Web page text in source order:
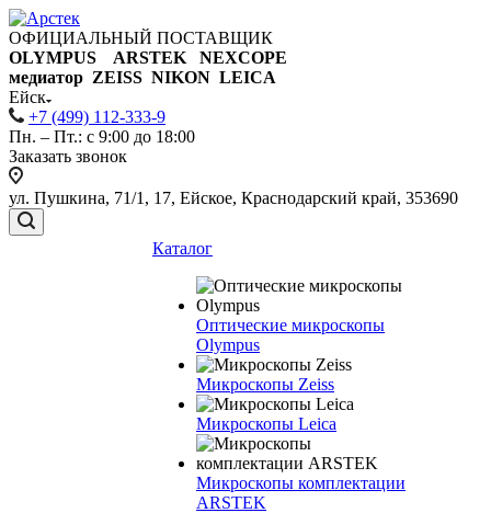
ОФИЦИАЛЬНЫЙ ПОСТАВЩИК
OLYMPUS ARSTEK NEXCOPE
медиатор ZEISS NIKON LEICA
Ейск
+7 (499) 112-333-9
Пн. – Пт.: с 9:00 до 18:00
Заказать звонок
ул. Пушкина, 71/1, 17, Ейское, Краснодарский край, 353690
Каталог
Оптические микроскопы
Olympus
Микроскопы Zeiss
Микроскопы Leica
Микроскопы комплектации
ARSTEK